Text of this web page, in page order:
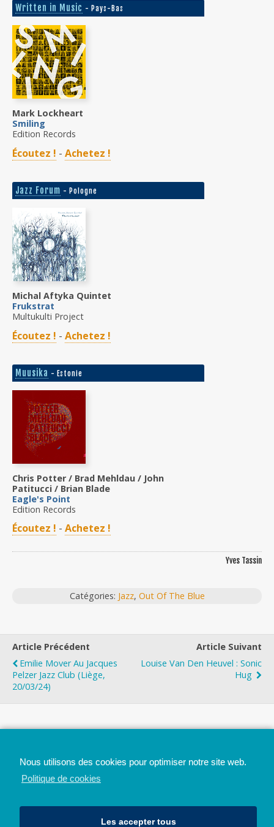
Written in Music - Pays-Bas
Mark Lockheart
Smiling
Edition Records
Écoutez ! - Achetez !
Jazz Forum - Pologne
Michal Aftyka Quintet
Frukstrat
Multukulti Project
Écoutez ! - Achetez !
Muusika - Estonie
Chris Potter / Brad Mehldau / John
Patitucci / Brian Blade
Eagle's Point
Edition Records
Écoutez ! - Achetez !
Yves Tassin
Catégories: Jazz, Out Of The Blue
Article Précédent
Emilie Mover Au Jacques
Pelzer Jazz Club (Liège,
20/03/24)
Article Suivant
Louise Van Den Heuvel : Sonic
Hug
Nous utilisons des cookies pour optimiser notre site web.
Politique de cookies
Les accepter tous